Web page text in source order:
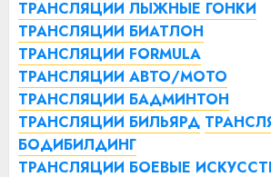
ТРАНСЛЯЦИИ ЛЫЖНЫЕ ГОНКИ
ТРАНСЛЯЦИИ БИАТЛОН
ТРАНСЛЯЦИИ FORMULA
ТРАНСЛЯЦИИ АВТО/МОТО
ТРАНСЛЯЦИИ БАДМИНТОН
ТРАНСЛЯЦИИ БИЛЬЯРД
БОДИБИЛДИНГ
ТРАНСЛЯЦИИ БОЕВЫЕ